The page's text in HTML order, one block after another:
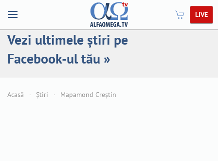
LIVE
Vezi ultimele știri pe
Facebook-ul tău »
Acasă Știri Mapamond Creștin